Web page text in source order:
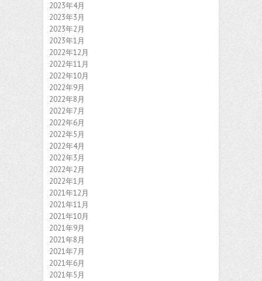
2023年4月
2023年3月
2023年2月
2023年1月
2022年12月
2022年11月
2022年10月
2022年9月
2022年8月
2022年7月
2022年6月
2022年5月
2022年4月
2022年3月
2022年2月
2022年1月
2021年12月
2021年11月
2021年10月
2021年9月
2021年8月
2021年7月
2021年6月
2021年5月